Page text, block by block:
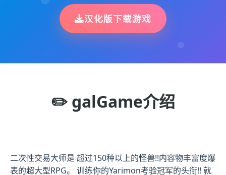
汉化版下载游戏
✏️ galGame介绍
二次性交易大师是 超过150种以上的怪兽!!内容物丰富度爆
表的超大型RPG。 训练你的Yarimon考验冠军的头衔!! 就